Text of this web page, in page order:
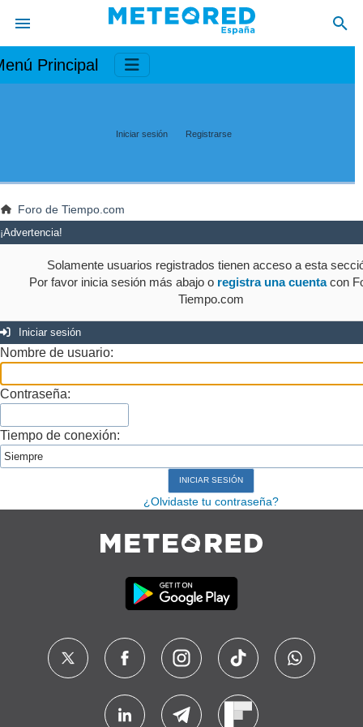
Principal
Iniciar sesión Registrarse
Foro de Tiempo.com
¡Advertencia!
Solamente usuarios registrados tienen acceso a esta
Por favor inicia sesión más abajo o registra una cuentacon
Tiempo.com
Iniciar sesión
Nombre de usuario:
Contraseña:
Tiempo de conexión:
¿Olvidaste tu contraseña?